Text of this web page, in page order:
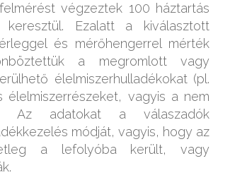
végzeztek 100 háztartás
Ezalatt a kiválasztott
és mérőhengerrel mérték
a megromlott vagy
élelmiszerhulladékokat (pl.
vagyis a nem
Az adatokat a válaszadók
módját, vagyis, hogy az
a lefolyóba került, vagy